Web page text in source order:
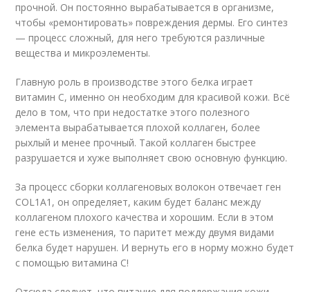
прочной. Он постоянно вырабатывается в организме,
чтобы «ремонтировать» повреждения дермы. Его синтез
— процесс сложный, для него требуются различные
вещества и микроэлементы.
Главную роль в производстве этого белка играет
витамин С, именно он необходим для красивой кожи. Всё
дело в том, что при недостатке этого полезного
элемента вырабатывается плохой коллаген, более
рыхлый и менее прочный. Такой коллаген быстрее
разрушается и хуже выполняет свою основную функцию.
За процесс сборки коллагеновых волокон отвечает ген
COL1A1, он определяет, каким будет баланс между
коллагеном плохого качества и хорошим. Если в этом
гене есть изменения, то паритет между двумя видами
белка будет нарушен. И вернуть его в норму можно будет
с помощью витамина С!